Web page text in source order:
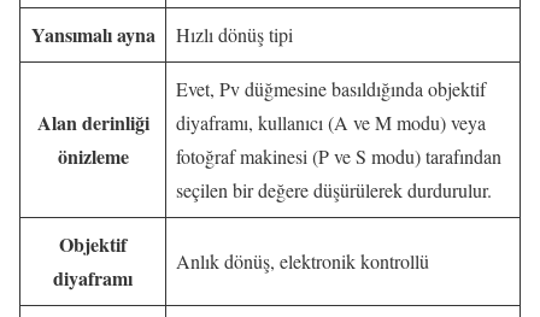
Yansımalı ayna Hızlı dönüş tipi
Alan derinliği
önizleme
Evet, Pv düğmesine basıldığında objektif
diyaframı, kullanıcı (A ve M modu) veya
fotoğraf makinesi (P ve S modu) tarafından
seçilen bir değere düşürülerek durdurulur.
Objektif
diyaframı
Anlık dönüş, elektronik kontrollü